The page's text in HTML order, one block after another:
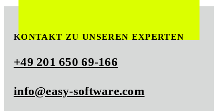
KONTAKT ZU UNSEREN EXPERTEN
+49 201 650 69-166
info@easy-software.com